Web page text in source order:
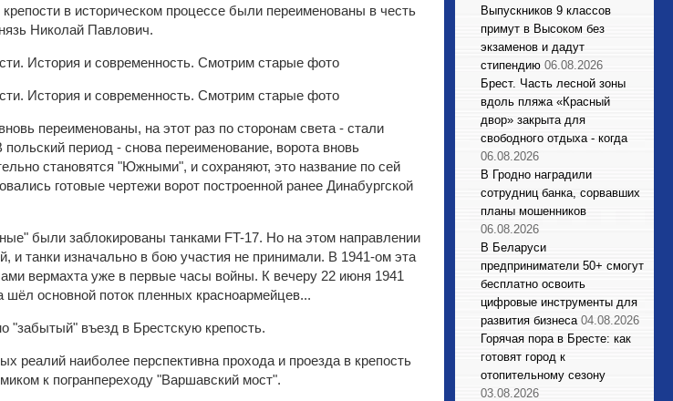
в историческом процессе были переименованы в честь
Николай Павлович.
переименованы, на этот раз по сторонам света - стали
период - снова переименование, ворота вновь
становятся "Южными", и сохраняют, это название по сей
готовые чертежи ворот построенной ранее Динабургской
были заблокированы танками FT-17. Но на этом направлении
и танки изначально в бою участия не принимали. В 1941-ом эта
вермахта уже в первые часы войны. К вечеру 22 июня 1941
основной поток пленных красноармейцев...
"забытый" въезд в Брестскую крепость.
реалий наиболее перспективна прохода и проезда в крепость
к погранпереходу "Варшавский мост".
Выпускников 9 классов
примут в Высоком без
экзаменов и дадут
стипендию 06.08.2026
Брест. Часть лесной зоны
вдоль пляжа «Красный
двор» закрыта для
свободного отдыха - когда
06.08.2026
В Гродно наградили
сотрудниц банка, сорвавших
планы мошенников
06.08.2026
В Беларуси
предприниматели 50+ смогут
бесплатно освоить
цифровые инструменты для
развития бизнеса 04.08.2026
Горячая пора в Бресте: как
готовят город к
отопительному сезону
03.08.2026